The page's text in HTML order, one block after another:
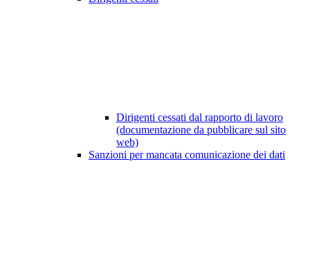
Dirigenti cessati dal rapporto di lavoro
(documentazione da pubblicare sul sito
web)
Sanzioni per mancata comunicazione dei dati